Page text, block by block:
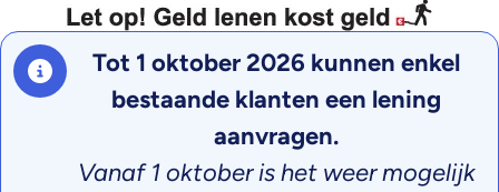
Tot 1 oktober 2026 kunnen enkel
bestaande klanten een lening
aanvragen.
Vanaf 1 oktober is het weer mogelijk